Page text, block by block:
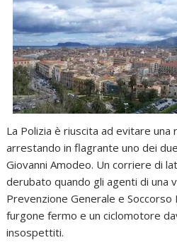
La Polizia è riuscita ad evitare una
arrestando in flagrante uno dei
Giovanni Amodeo. Un corriere di
derubato quando gli agenti di una
Prevenzione Generale e Soccorso
furgone fermo e un ciclomotore
insospettiti.